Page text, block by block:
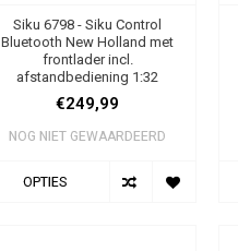
Siku 6798 - Siku Control
Bluetooth New Holland met
frontlader incl.
afstandbediening 1:32
€249,99
NOG NIET GEWAARDEERD
OPTIES